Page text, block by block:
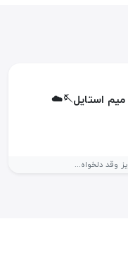
استایل🪡☁️
وقد دلخواه...